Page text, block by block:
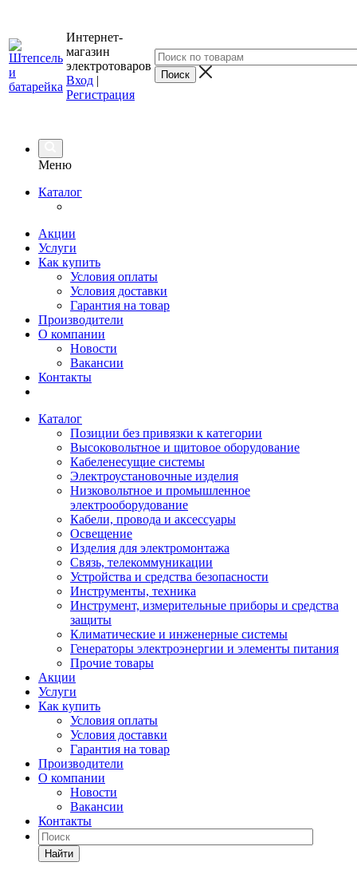
Интернет-
магазин
электротоваров
Вход |
Регистрация
Меню
Каталог
Акции
Услуги
Как купить
Условия оплаты
Условия доставки
Гарантия на товар
Производители
О компании
Новости
Вакансии
Контакты
Каталог
Позиции без привязки к категории
Высоковольтное и щитовое оборудование
Кабеленесущие системы
Электроустановочные изделия
Низковольтное и промышленное
электрооборудование
Кабели, провода и аксессуары
Освещение
Изделия для электромонтажа
Связь, телекоммуникации
Устройства и средства безопасности
Инструменты, техника
Инструмент, измерительные приборы и средства
защиты
Климатические и инженерные системы
Генераторы электроэнергии и элементы питания
Прочие товары
Акции
Услуги
Как купить
Условия оплаты
Условия доставки
Гарантия на товар
Производители
О компании
Новости
Вакансии
Контакты
Найти